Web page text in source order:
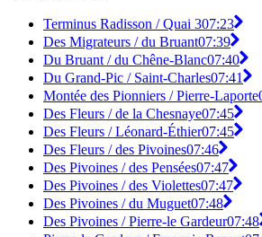
Terminus Radisson / Quai 307:23
Des Migrateurs / du Bruant07:39
Du Bruant / du Chêne-Blanc07:40
Du Grand-Pic / Saint-Charles07:41
Montée des Pionniers / Pierre-Laporte
Des Fleurs / de la Chesnaye07:45
Des Fleurs / Léonard-Éthier07:45
Des Fleurs / des Pivoines07:46
Des Pivoines / des Pensées07:47
Des Pivoines / des Violettes07:47
Des Pivoines / du Muguet07:48
Des Pivoines / Pierre-le Gardeur07:48